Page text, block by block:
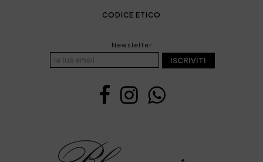
CODICE ETICO
Newsletter
ISCRIVITI